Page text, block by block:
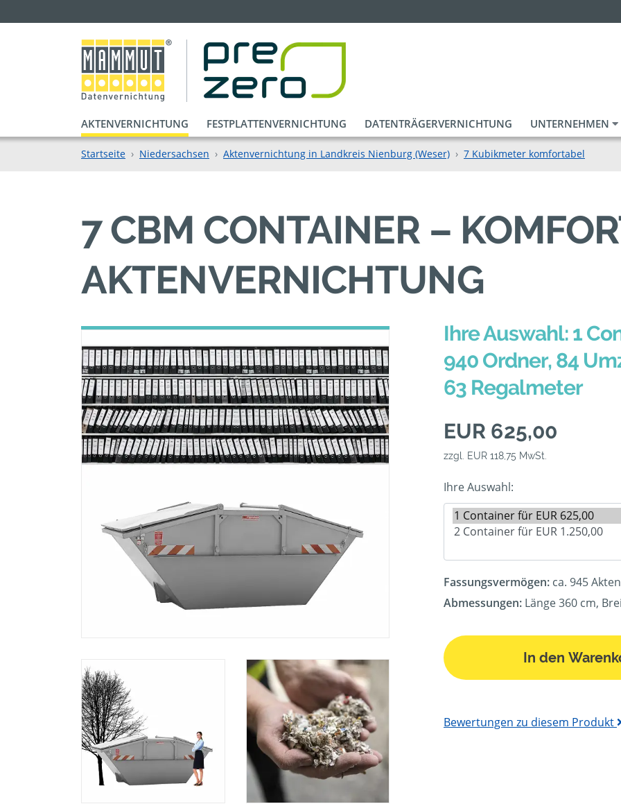
AKTENVERNICHTUNG FESTPLATTENVERNICHTUNG DATENTRÄGERVERNICHTUNG UNTERNEHMEN
Startseite Niedersachsen Aktenvernichtung in Landkreis Nienburg (Weser) 7 Kubikmeter komfortabel
7 CBM CONTAINER –
AKTENVERNICHTUNG
Ihre Auswahl: 1
940 Ordner, 84
63 Regalmeter
EUR 625,00
zzgl. EUR 118,75 MwSt.
Ihre Auswahl:
Fassungsvermögen: ca. 945
Abmessungen: Länge 360 cm,
In den
Bewertungen zu diesem Produkt